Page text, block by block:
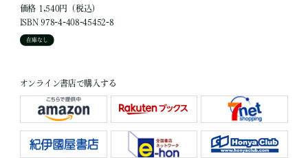
価格 1,540円（税込）
ISBN 978-4-408-45452-8
在庫なし
オンライン書店で購入する